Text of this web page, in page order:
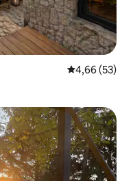
Gemiddelde
4,66 (53)